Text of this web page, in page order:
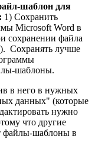
шаблон для
1) Сохранить
Microsoft Word в
сохранении файла
Сохранять лучше
шаблоны.
в него в нужных
данных" (которые
нужно
что другие
файлы-шаблоны в